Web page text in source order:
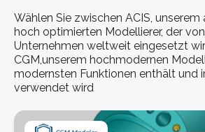
Wählen Sie zwischen ACIS,
hoch optimierten Modellierer, der
Unternehmen weltweit eingesetzt
CGM,unserem hochmodernen
modernsten Funktionen enthält und
verwendet wird